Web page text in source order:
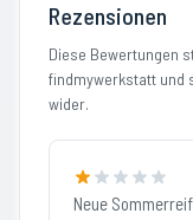
Rezensionen
Diese Bewertungen
findmywerkstatt und
wider.
Neue